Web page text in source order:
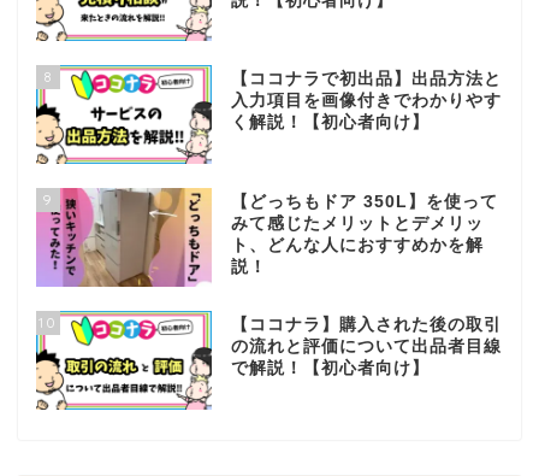
8
【ココナラで初出品】出品方法と
入力項目を画像付きでわかりやす
く解説！【初心者向け】
9
【どっちもドア 350L】を使って
みて感じたメリットとデメリッ
ト、どんな人におすすめかを解
説！
10
【ココナラ】購入された後の取引
の流れと評価について出品者目線
で解説！【初心者向け】